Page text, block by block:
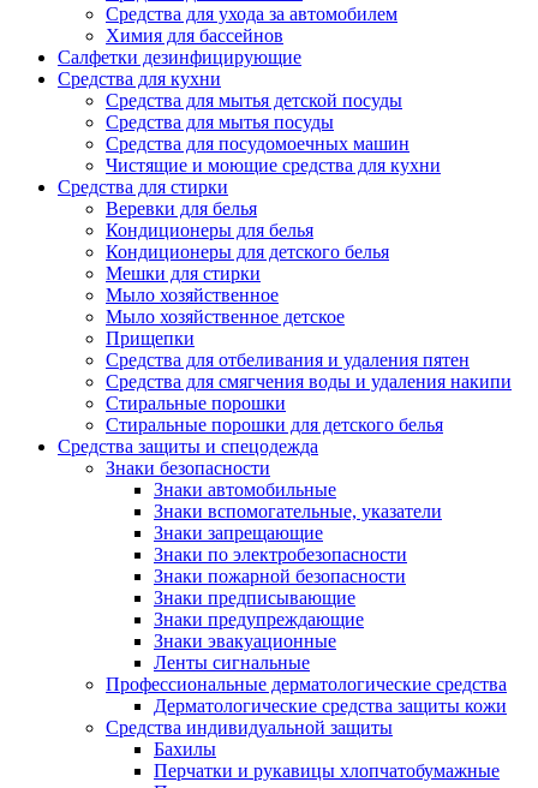
Средства для ухода за автомобилем
Химия для бассейнов
Салфетки дезинфицирующие
Средства для кухни
Средства для мытья детской посуды
Средства для мытья посуды
Средства для посудомоечных машин
Чистящие и моющие средства для кухни
Средства для стирки
Веревки для белья
Кондиционеры для белья
Кондиционеры для детского белья
Мешки для стирки
Мыло хозяйственное
Мыло хозяйственное детское
Прищепки
Средства для отбеливания и удаления пятен
Средства для смягчения воды и удаления накипи
Стиральные порошки
Стиральные порошки для детского белья
Средства защиты и спецодежда
Знаки безопасности
Знаки автомобильные
Знаки вспомогательные, указатели
Знаки запрещающие
Знаки по электробезопасности
Знаки пожарной безопасности
Знаки предписывающие
Знаки предупреждающие
Знаки эвакуационные
Ленты сигнальные
Профессиональные дерматологические средства
Дерматологические средства защиты кожи
Средства индивидуальной защиты
Бахилы
Перчатки и рукавицы хлопчатобумажные